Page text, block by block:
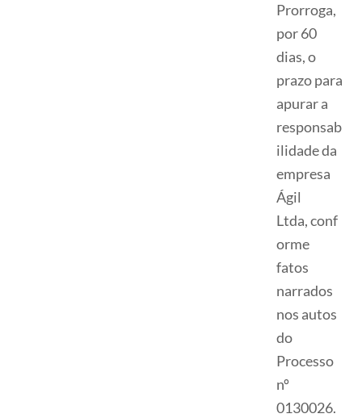
Prorroga,
por 60
dias, o
prazo para
apurar a
responsab
ilidade da
empresa
Ágil
Ltda, conf
orme
fatos
narrados
nos autos
do
Processo
nº
0130026.